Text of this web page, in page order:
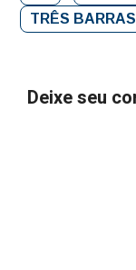
TRÊS BARRAS
Deixe seu